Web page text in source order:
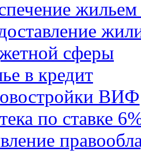
жильем
сферы
в кредит
ВИФ
по ставке